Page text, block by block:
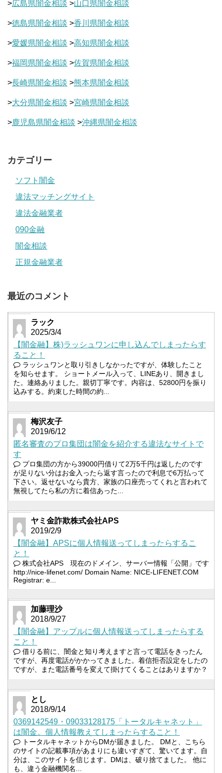
>広島県闇金相談 >山口県闇金相談
>徳島県闇金相談 >香川県闇金相談
>愛媛県闇金相談 >高知県闇金相談
>福岡県闇金相談 >佐賀県闇金相談
>長崎県闇金相談 >熊本県闇金相談
>大分県闇金相談 >宮崎県闇金相談
>鹿児島県闇金相談 >沖縄県闇金相談
カテゴリー
ソフト闇金
違法マッチングサイト
違法金融業者
090金融
闇金相談
正規金融業者
最近のコメント
ラック
2025/3/4
【闇金融】株)ラッシュワンに申し込んでしまったらす
ること！
ラッシュワンと取り引きしなかったですが、体験したこと
を知らせます。 ショートメール入って、LINEあり、開きまし
た。連絡ありました。親切丁寧です。内容は、52800円を振り
込みする。約束した時間の約...
梅沢友子
2019/6/12
匿名審査のプロ集団は闇金を紹介する違法なサイトで
す
プロ集団の方から39000円借りて2万5千円は返したのです
が足りない分はお金入ったら返す言ったので利息で6万払って
下さい。返せないなら貴方、家族の口座売ってくれと言われて
無視してたら私の方に着信あった...
ヤミ金詐欺株式会社APS
2019/2/9
【闇金融】APSに個人情報送ってしまったらするこ
と！
株式会社APS 現在のドメイン、サーバー情報「公開」です
http://nice-lifenet.com/ Domain Name: NICE-LIFENET.COM
Registrar: e...
加藤理沙
2018/9/27
【闇金融】アップルに個人情報送ってしまったらする
こと！
借りる前に、闇金と知り考えますと言って電話をきったん
ですが、再度電話がかかってきました。着信拒否設定をしたの
ですが、また電話番号を変えて掛けてくることはありますか？
とし
2018/9/14
0369142549・09033128175「トータルキャネット」
は闇金。個人情報教えてしまったらすること！
トータルキャネットからDMが届きました。 DMと、こちら
のサイトの記載事項があまりにも違いすぎて、驚いてます。自
分は、このサイトを信じます。DMは、破り捨てました。 他に
も、違う金融機関名...